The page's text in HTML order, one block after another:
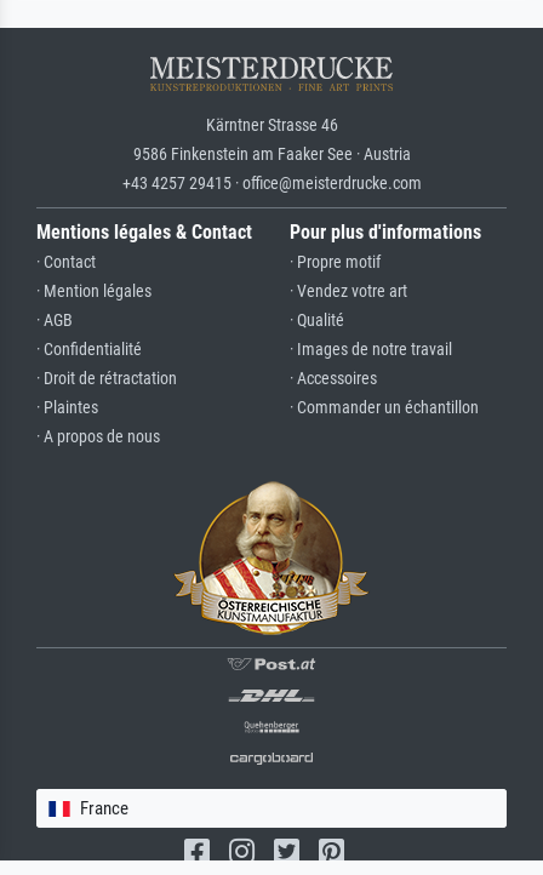
Kärntner Strasse 46
9586 Finkenstein am Faaker See · Austria
+43 4257 29415 · office@meisterdrucke.com
Mentions légales & Contact
· Contact
· Mention légales
· AGB
· Confidentialité
· Droit de rétractation
· Plaintes
· A propos de nous
Pour plus d'informations
· Propre motif
· Vendez votre art
· Qualité
· Images de notre travail
· Accessoires
· Commander un échantillon
France